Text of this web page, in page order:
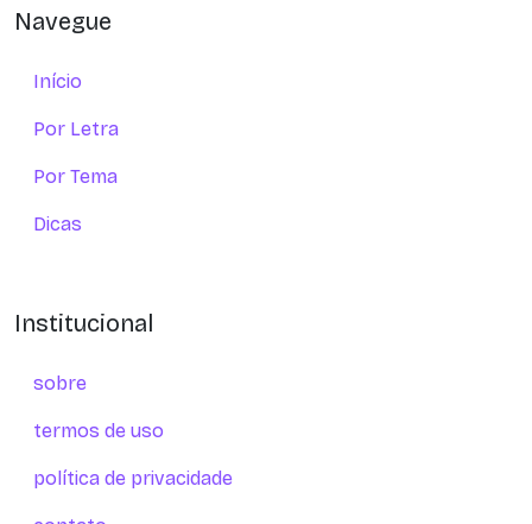
Navegue
Início
Por Letra
Por Tema
Dicas
Institucional
sobre
termos de uso
política de privacidade